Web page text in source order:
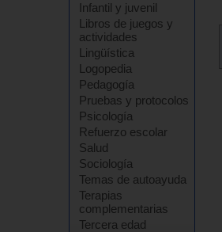
Infantil y juvenil
Libros de juegos y
actividades
Lingüística
Logopedia
Pedagogía
Pruebas y protocolos
Psicología
Refuerzo escolar
Salud
Sociología
Temas de autoayuda
Terapias
complementarias
Tercera edad